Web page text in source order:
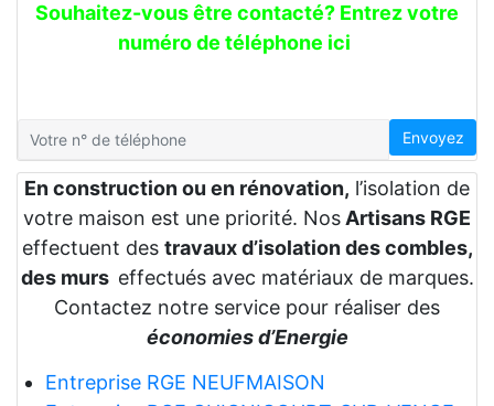
Souhaitez-vous être contacté? Entrez votre
numéro de téléphone ici
Envoyez
En construction ou en rénovation, l’isolation de
votre maison est une priorité. Nos Artisans RGE
effectuent des travaux d’isolation des combles,
des murs effectués avec matériaux de marques.
Contactez notre service pour réaliser des
économies d’Energie
Entreprise RGE NEUFMAISON